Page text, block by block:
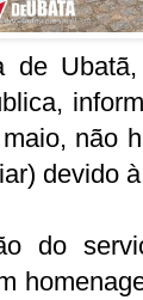
de
não
devido
do